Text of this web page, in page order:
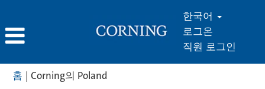
한국어
로그온
직원 로그인
홈 | Corning의 Poland